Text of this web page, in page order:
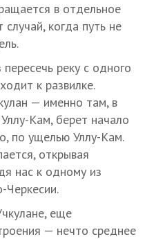
в отдельное
когда путь не
реку с одного
к развилке.
— именно там, в
Кам, берет начало
по ущелью Уллу-Кам.
открывая
нас к одному из
Черкесии.
еще
— нечто среднее